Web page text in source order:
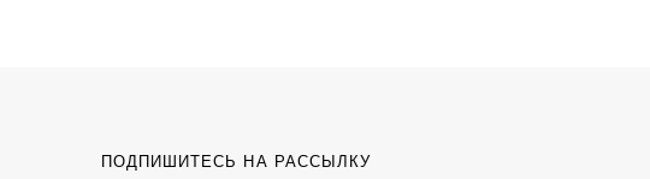
ПОДПИШИТЕСЬ НА РАССЫЛКУ